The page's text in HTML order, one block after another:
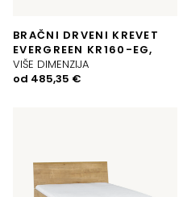
BRAČNI DRVENI KREVET
EVERGREEN KR160-EG,
VIŠE DIMENZIJA
od 485,35 €